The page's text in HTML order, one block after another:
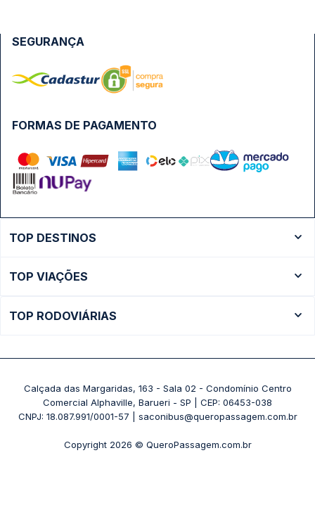
FORMAS DE PAGAMENTO
SEGURANÇA
TOP DESTINOS
Ônibus São Paulo
TOP VIAÇÕES
Passagens Pássaro Marron
+ Viações
TOP RODOVIÁRIAS
Rodoviária Belo Horizonte - Gov. Israel Pinheiro (Tergip)
Rodoviária Curitiba
+ Rodoviárias
Calçada das Margaridas, 163 - Sala 02 - Condomínio Centro
Comercial Alphaville, Barueri - SP | CEP: 06453-038
CNPJ: 18.087.991/0001-57 | saconibus@queropassagem.com.br
Copyright 2026 © QueroPassagem.com.br